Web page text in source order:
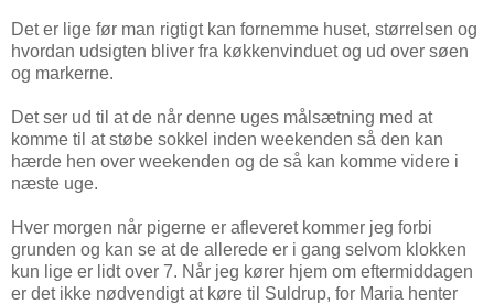
Det er lige før man rigtigt kan fornemme huset, størrelsen og
hvordan udsigten bliver fra køkkenvinduet og ud over søen
og markerne.
Det ser ud til at de når denne uges målsætning med at
komme til at støbe sokkel inden weekenden så den kan
hærde hen over weekenden og de så kan komme videre i
næste uge.
Hver morgen når pigerne er afleveret kommer jeg forbi
grunden og kan se at de allerede er i gang selvom klokken
kun lige er lidt over 7. Når jeg kører hjem om eftermiddagen
er det ikke nødvendigt at køre til Suldrup, for Maria henter